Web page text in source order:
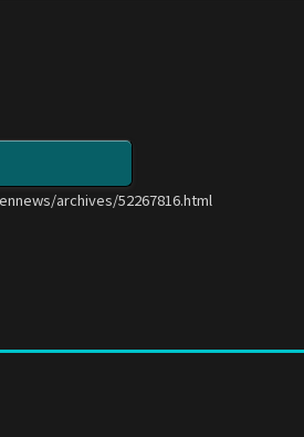
archives/52267816.html